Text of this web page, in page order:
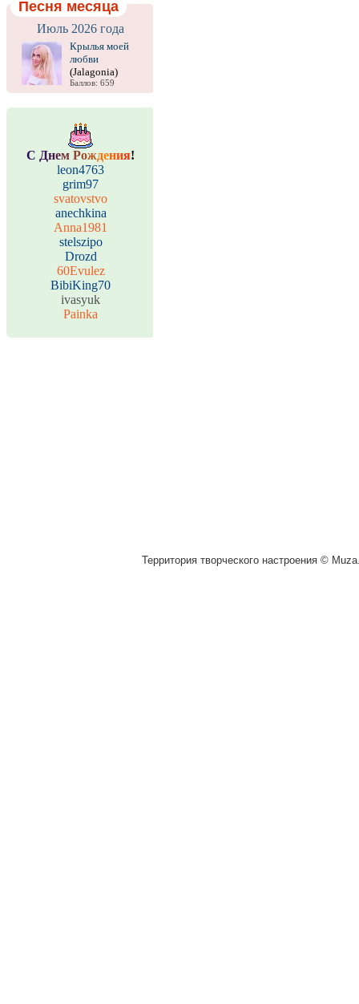
Песня месяца
Июль 2026 года
Крылья моей
любви
(Jalagonia)
Баллов: 659
С Днем Рождения!
leon4763
grim97
svatovstvo
anechkina
Anna1981
stelszipo
Drozd
60Evulez
BibiKing70
ivasyuk
Painka
Территория творческого настроения ©